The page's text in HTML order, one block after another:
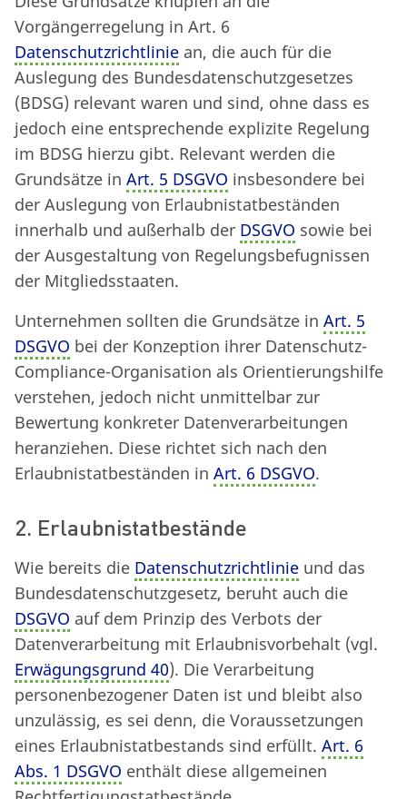
Vorgängerregelung in Art. 6
Datenschutzrichtlinie an, die auch für die
Auslegung des Bundesdatenschutzgesetzes
(BDSG) relevant waren und sind, ohne dass es
jedoch eine entsprechende explizite Regelung
im BDSG hierzu gibt. Relevant werden die
Grundsätze in Art. 5 DSGVO insbesondere bei
der Auslegung von Erlaubnistatbeständen
innerhalb und außerhalb der DSGVO sowie bei
der Ausgestaltung von Regelungsbefugnissen
der Mitgliedsstaaten.
Unternehmen sollten die Grundsätze in Art. 5
DSGVO bei der Konzeption ihrer Datenschutz-
Compliance-Organisation als Orientierungshilfe
verstehen, jedoch nicht unmittelbar zur
Bewertung konkreter Datenverarbeitungen
heranziehen. Diese richtet sich nach den
Erlaubnistatbeständen in Art. 6 DSGVO.
2. Erlaubnistatbestände
Wie bereits die Datenschutzrichtlinie und das
Bundesdatenschutzgesetz, beruht auch die
DSGVO auf dem Prinzip des Verbots der
Datenverarbeitung mit Erlaubnisvorbehalt (vgl.
Erwägungsgrund 40). Die Verarbeitung
personenbezogener Daten ist und bleibt also
unzulässig, es sei denn, die Voraussetzungen
eines Erlaubnistatbestands sind erfüllt. Art. 6
Abs. 1 DSGVO enthält diese allgemeinen